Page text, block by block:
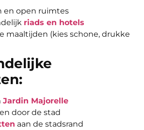
en open ruimtes
riads en hotels
maaltijden (kies schone, drukke
Jardin Majorelle
door de stad
aan de stadsrand